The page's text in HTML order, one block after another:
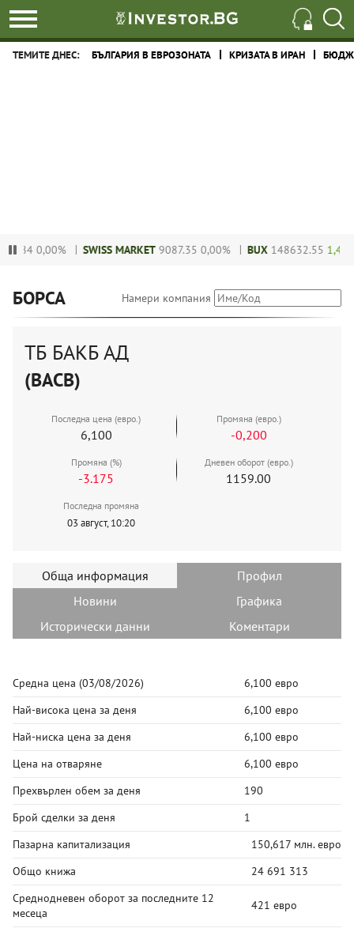
ТЕМИТЕ ДНЕС: БЪЛГАРИЯ В ЕВРОЗОНАТА КРИЗАТА В ИРАН
0,00% SWISS MARKET 9087.35 0,00% BUX 148632.55 1,41%
БОРСА Намери компания
ТБ БАКБ АД
(BACB)
Последна цена (евро.)
6,100
Промяна (евро.)
-0,200
Промяна (%)
-3.175
Дневен оборот (евро.)
1159.00
Последна промяна
03 август, 10:20
Обща информация
Профил
Новини
Графика
Исторически данни
Коментари
Средна цена (03/08/2026)
6,100 евро
Най-висока цена за деня
6,100 евро
Най-ниска цена за деня
6,100 евро
Цена на отваряне
6,100 евро
Прехвърлен обем за деня
190
Брой сделки за деня
1
Пазарна капитализация
150,617 млн. евро
Общо книжа
24 691 313
Среднодневен оборот за последните 12
месеца
421 евро